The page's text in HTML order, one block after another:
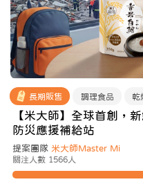
長期販售 調理食品 乾
【米大師】全球首創，
防災應援補給站
提案團隊 米大師Master Mi
關注人數 1566人